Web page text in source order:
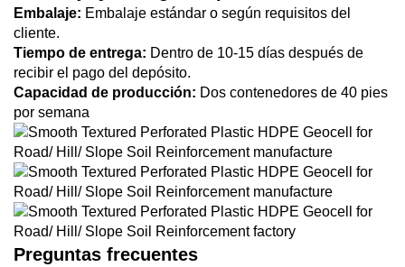
Embalaje: Embalaje estándar o según requisitos del
cliente.
Tiempo de entrega: Dentro de 10-15 días después de
recibir el pago del depósito.
Capacidad de producción: Dos contenedores de 40 pies
por semana
Preguntas frecuentes